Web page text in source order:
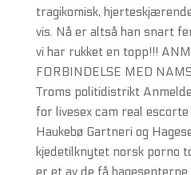
tragikomisk,
vis. Nå er altså han snart
vi har rukket en topp!!!
FORBINDELSE MED
Troms politidistrikt
for livesex cam real escorte
Haukebø Gartneri og
kjedetilknytet norsk porno
er et av de få